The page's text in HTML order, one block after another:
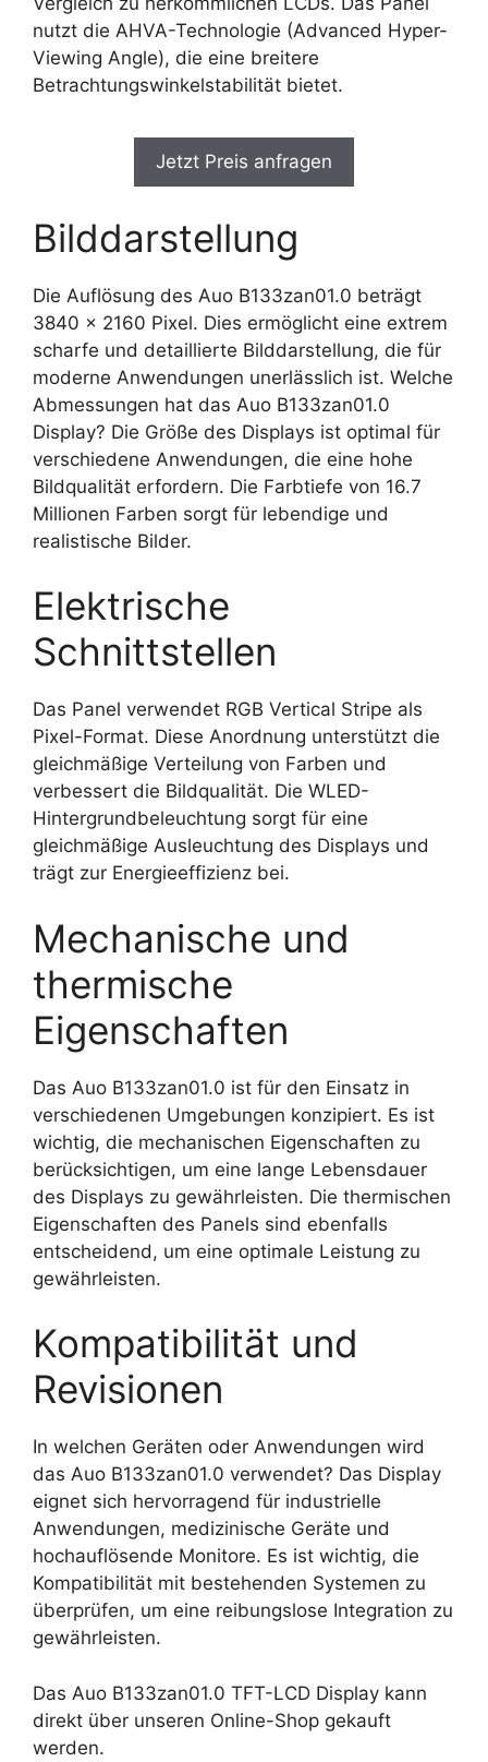
nutzt die AHVA-Technologie (Advanced Hyper-
Viewing Angle), die eine breitere
Betrachtungswinkelstabilität bietet.
Jetzt Preis anfragen
Bilddarstellung
Die Auflösung des Auo B133zan01.0 beträgt
3840 x 2160 Pixel. Dies ermöglicht eine extrem
scharfe und detaillierte Bilddarstellung, die für
moderne Anwendungen unerlässlich ist. Welche
Abmessungen hat das Auo B133zan01.0
Display? Die Größe des Displays ist optimal für
verschiedene Anwendungen, die eine hohe
Bildqualität erfordern. Die Farbtiefe von 16.7
Millionen Farben sorgt für lebendige und
realistische Bilder.
Elektrische
Schnittstellen
Das Panel verwendet RGB Vertical Stripe als
Pixel-Format. Diese Anordnung unterstützt die
gleichmäßige Verteilung von Farben und
verbessert die Bildqualität. Die WLED-
Hintergrundbeleuchtung sorgt für eine
gleichmäßige Ausleuchtung des Displays und
trägt zur Energieeffizienz bei.
Mechanische und
thermische
Eigenschaften
Das Auo B133zan01.0 ist für den Einsatz in
verschiedenen Umgebungen konzipiert. Es ist
wichtig, die mechanischen Eigenschaften zu
berücksichtigen, um eine lange Lebensdauer
des Displays zu gewährleisten. Die thermischen
Eigenschaften des Panels sind ebenfalls
entscheidend, um eine optimale Leistung zu
gewährleisten.
Kompatibilität und
Revisionen
In welchen Geräten oder Anwendungen wird
das Auo B133zan01.0 verwendet? Das Display
eignet sich hervorragend für industrielle
Anwendungen, medizinische Geräte und
hochauflösende Monitore. Es ist wichtig, die
Kompatibilität mit bestehenden Systemen zu
überprüfen, um eine reibungslose Integration zu
gewährleisten.
Das Auo B133zan01.0 TFT-LCD Display kann
direkt über unseren Online-Shop gekauft
werden.